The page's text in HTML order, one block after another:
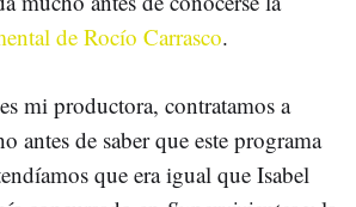
de Rocío Carrasco.
mi productora, contratamos a
antes de saber que este programa
que era igual que Isabel